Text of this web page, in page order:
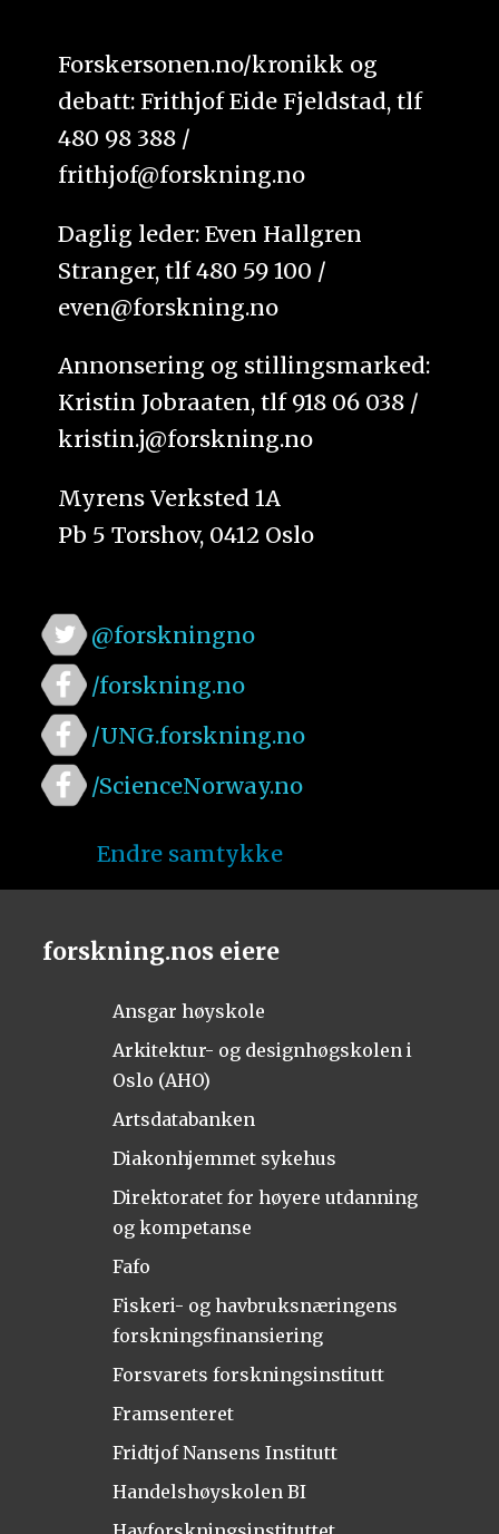
Forskersonen.no/kronikk og
debatt: Frithjof Eide Fjeldstad, tlf
480 98 388 /
frithjof@forskning.no
Daglig leder: Even Hallgren
Stranger, tlf 480 59 100 /
even@forskning.no
Annonsering og stillingsmarked:
Kristin Jobraaten, tlf 918 06 038 /
kristin.j@forskning.no
Myrens Verksted 1A
Pb 5 Torshov, 0412 Oslo
@forskningno
/forskning.no
/UNG.forskning.no
/ScienceNorway.no
Endre samtykke
forskning.nos eiere
Ansgar høyskole
Arkitektur- og designhøgskolen i
Oslo (AHO)
Artsdatabanken
Diakonhjemmet sykehus
Direktoratet for høyere utdanning
og kompetanse
Fafo
Fiskeri- og havbruksnæringens
forskningsfinansiering
Forsvarets forskningsinstitutt
Framsenteret
Fridtjof Nansens Institutt
Handelshøyskolen BI